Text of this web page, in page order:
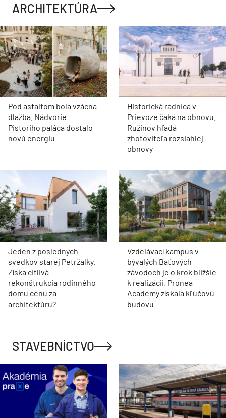
ARCHITEKTÚRA
Pod asfaltom bola vzácna
dlažba. Nádvorie
Pistoriho paláca dostalo
novú energiu
Historická radnica v
Prievoze čaká na obnovu.
Ružinov hľadá
zhotoviteľa rozsiahlej
obnovy
Jeden z posledných
svedkov starej Petržalky.
Získa citlivá
rekonštrukcia rodinného
domu cenu za
architektúru?
Vzdelávací kampus v
bývalých Baťových
závodoch je o krok bližšie
k realizácii. Pronea
Academy získala kľúčovú
budovu
STAVEBNÍCTVO